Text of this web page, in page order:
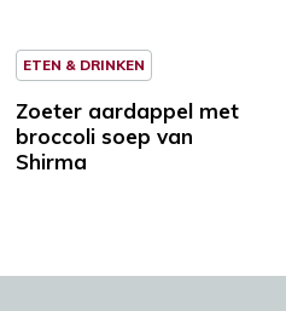
ETEN & DRINKEN
Zoeter aardappel met
broccoli soep van
Shirma